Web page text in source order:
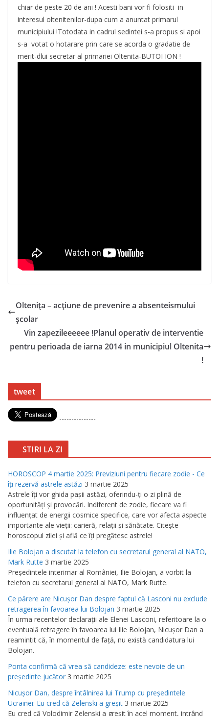
chiar de peste 20 de ani ! Acesti bani vor fi folositi in
interesul oltenitenilor-dupa cum a anuntat primarul
municipiului !Totodata in cadrul sedintei s-a propus si apoi
s-a votat o hotarare prin care se acorda o gradatie de
merit-dlui secretar al primariei Oltenita-BUTOI ION !
Olteniţa – acţiune de prevenire a absenteismului
şcolar
Vin zapezileeeeee !Planul operativ de interventie
pentru perioada de iarna 2014 in municipiul Oltenita
!
tweet
---------------
STIRI LA ZI
HOROSCOP 4 martie 2025: Previziuni pentru fiecare zodie - Ce
îţi rezervă astrele astăzi 3 martie 2025
Astrele îţi vor ghida paşii astăzi, oferindu-ţi o zi plină de
oportunităţi şi provocări. Indiferent de zodie, fiecare va fi
influenţat de energii cosmice specifice, care vor afecta aspecte
importante ale vieţii: carieră, relaţii şi sănătate. Citeşte
horoscopul zilei şi află ce îţi pregătesc astrele!
Ilie Bolojan a discutat la telefon cu secretarul general al NATO,
Mark Rutte 3 martie 2025
Preşedintele interimar al României, Ilie Bolojan, a vorbit la
telefon cu secretarul general al NATO, Mark Rutte.
Ce părere are Nicuşor Dan despre faptul că Lasconi nu exclude
retragerea în favoarea lui Bolojan 3 martie 2025
În urma recentelor declaraţii ale Elenei Lasconi, referitoare la o
eventuală retragere în favoarea lui Ilie Bolojan, Nicuşor Dan a
reamintit că, în momentul de faţă, nu există candidatura lui
Bolojan.
Ponta confirmă că vrea să candideze: este nevoie de un
preşedinte jucător 3 martie 2025
Nicuşor Dan, despre întâlnirea lui Trump cu preşedintele
Ucrainei: Eu cred că Zelenski a greşit 3 martie 2025
Eu cred că Volodimir Zelenski a greşit în acel moment, intrând